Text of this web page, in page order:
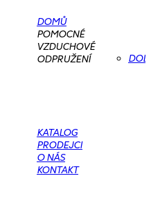
DOMŮ
POMOCNÉ
VZDUCHOVÉ
ODPRUŽENÍ
KATALOG
PRODEJCI
O NÁS
KONTAKT